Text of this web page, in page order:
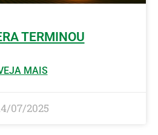
TERMINOU
MAIS
07/2025